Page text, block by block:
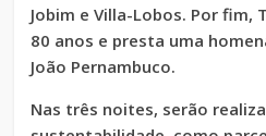
Jobim e Villa-Lobos. Por fim,
80 anos e presta uma
João Pernambuco.
Nas três noites, serão